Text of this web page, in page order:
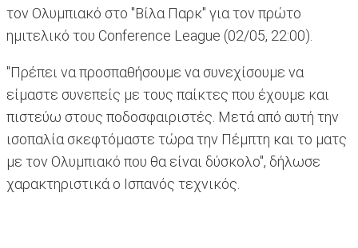
τον Ολυμπιακό στο "Βίλα Παρκ" για τον πρώτο
ημιτελικό του Conference League (02/05, 22:00).
"Πρέπει να προσπαθήσουμε να συνεχίσουμε να
είμαστε συνεπείς με τους παίκτες που έχουμε και
πιστεύω στους ποδοσφαιριστές. Μετά από αυτή την
ισοπαλία σκεφτόμαστε τώρα την Πέμπτη και το ματς
με τον Ολυμπιακό που θα είναι δύσκολο", δήλωσε
χαρακτηριστικά ο Ισπανός τεχνικός.